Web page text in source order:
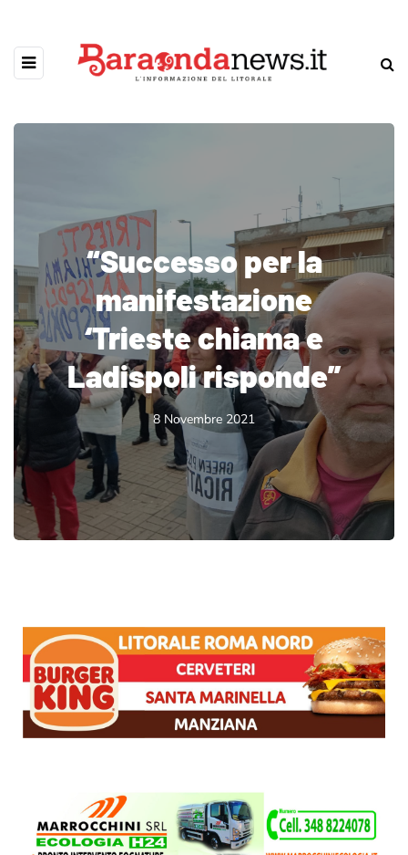
“Successo per la
manifestazione
‘Trieste chiama e
Ladispoli risponde”
8 Novembre 2021